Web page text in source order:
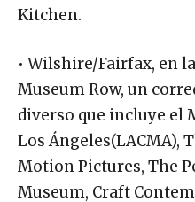
Kitchen.
• Wilshire/Fairfax, en
Museum Row, un
diverso que incluye el
Los Ángeles(LACMA),
Motion Pictures, The
Museum, Craft